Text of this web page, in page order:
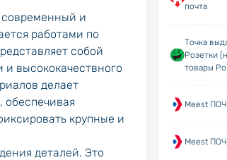
почта
Точка
Розетки
товары
Meest
Meest
современный и
работами по
собой
высококачествного
делает
крупные и
деталей. Это